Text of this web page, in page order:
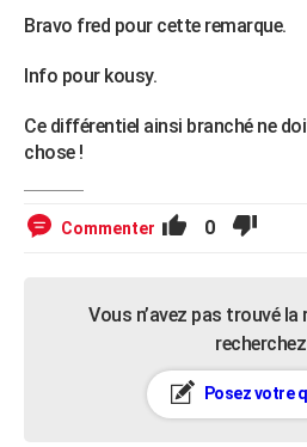
Bravo fred pour cette remarque.
Info pour kousy.
Ce différentiel ainsi branché ne
chose !
Commenter 0
Vous n’avez pas trouvé la
Posez votre